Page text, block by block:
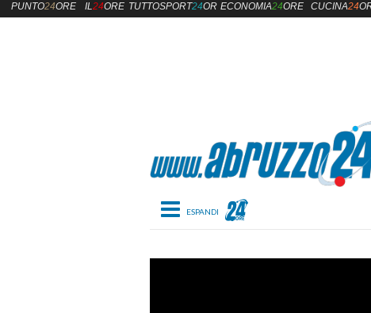
Toggle navigation
PUNTO24ORE IL24ORE TUTTOSPORT24OREECONOMIA24ORE CUCINA24